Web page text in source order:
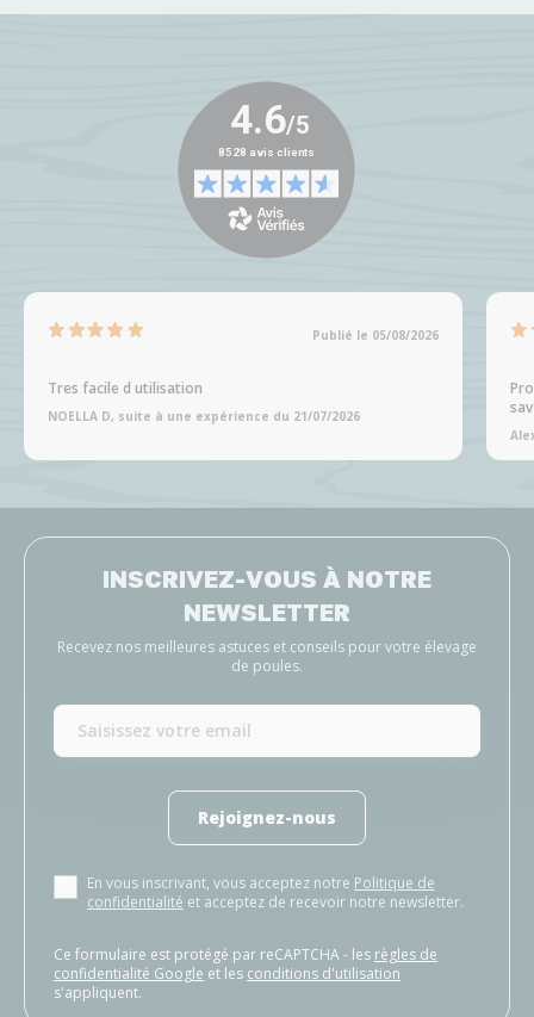
Publié le 05/08/2026
Tres facile d utilisation
NOELLA D, suite à une expérience du 21/07/2026
INSCRIVEZ-VOUS À NOTRE
NEWSLETTER
Recevez nos meilleures astuces et conseils pour votre élevage
de poules.
Rejoignez-nous
En vous inscrivant, vous acceptez notre Politique de
confidentialité et acceptez de recevoir notre newsletter.
Ce formulaire est protégé par reCAPTCHA - les règles de
confidentialité Google et les conditions d'utilisation
s'appliquent.